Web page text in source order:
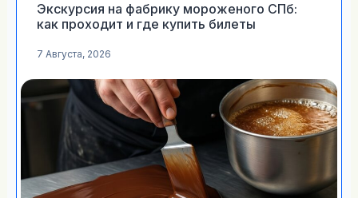
Экскурсия на фабрику мороженого СПб:
как проходит и где купить билеты
7 Августа, 2026